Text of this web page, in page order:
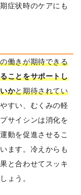
症状時のケアにも
働きが期待できる
ことをサポートし
かと期待されてい
すい、むくみの軽
サイシンは消化を
動を促進させるこ
ます。冷えからも
と合わせてスッキ
ょう。